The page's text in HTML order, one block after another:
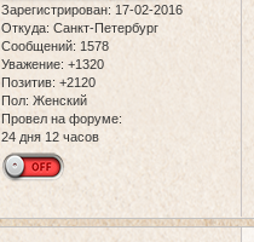
Зарегистрирован: 17-02-2016
Откуда: Санкт-Петербург
Сообщений: 1578
Уважение: +1320
Позитив: +2120
Пол: Женский
Провел на форуме:
24 дня 12 часов